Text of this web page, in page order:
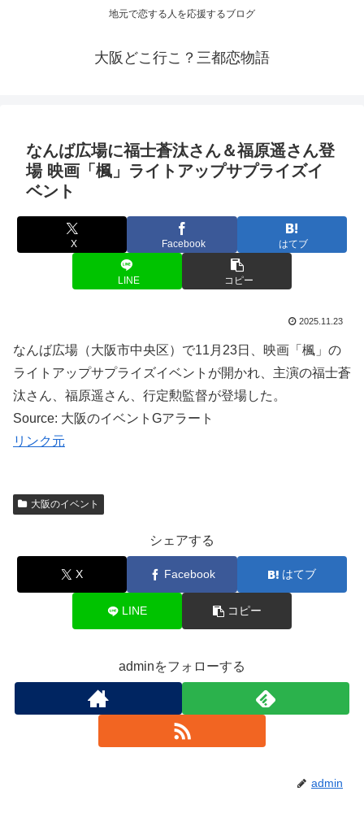
地元で恋する人を応援するブログ
大阪どこ行こ？三都恋物語
なんば広場に福士蒼汰さん＆福原遥さん登
場 映画「楓」ライトアップサプライズイ
ベント
X Facebook はてブ
LINE コピー
2025.11.23
なんば広場（大阪市中央区）で11月23日、映画「楓」の
ライトアップサプライズイベントが開かれ、主演の福士蒼
汰さん、福原遥さん、行定勲監督が登場した。
Source: 大阪のイベントGアラート
リンク元
大阪のイベント
シェアする
X Facebook はてブ
LINE コピー
adminをフォローする
admin